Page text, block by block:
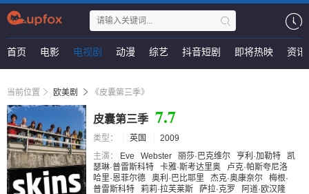
首页 电影 电视剧 动漫 综艺 抖音短剧 即将热映 资讯
当前位置 欧美剧 《皮囊第三季》
皮囊第三季 7.7
类型： 英国
2009
主演：
Eve Webster 丽莎·巴克维尔 亨利·加勒特
凯
瑟琳·普雷斯科特
卡雅·斯考达里奥
卢克·帕斯夸尼洛
哈里·恩菲尔德
奥利·巴比耶里 杰克·奥康奈尔
梅根·
普雷斯科特
莉莉·拉芙莱斯 萨拉·克罗
阿道·欧汉隆